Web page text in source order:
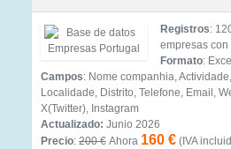
Registros:
empresas con
Formato: Excel
Campos: Nome companhia,
Localidade, Distrito, Telefone, Email,
X(Twitter), Instagram
Actualizado: Junio 2026
Precio: 200 € Ahora 160 € (IVA